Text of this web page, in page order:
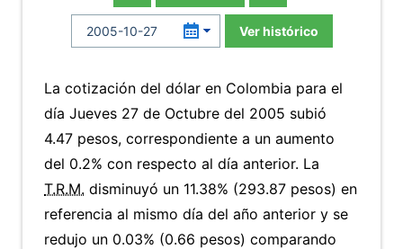
Ver histórico
La cotización del dólar en Colombia para el
día Jueves 27 de Octubre del 2005 subió
4.47 pesos, correspondiente a un aumento
del 0.2% con respecto al día anterior. La
T.R.M. disminuyó un 11.38% (293.87 pesos) en
referencia al mismo día del año anterior y se
redujo un 0.03% (0.66 pesos) comparando